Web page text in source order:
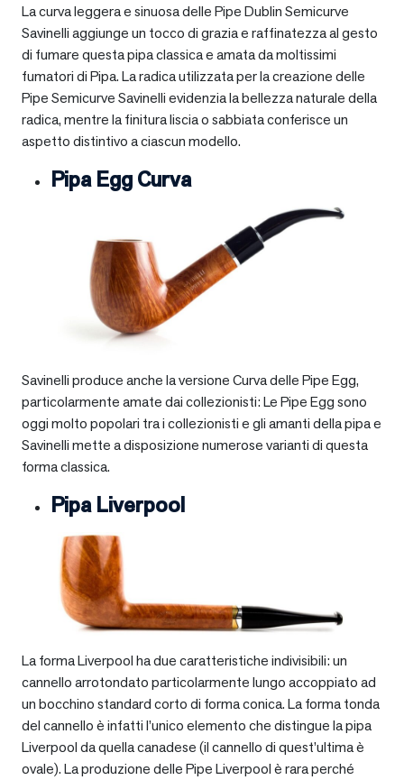
La curva leggera e sinuosa delle Pipe Dublin Semicurve
Savinelli aggiunge un tocco di grazia e raffinatezza al gesto
di fumare questa pipa classica e amata da moltissimi
fumatori di Pipa. La radica utilizzata per la creazione delle
Pipe Semicurve Savinelli evidenzia la bellezza naturale della
radica, mentre la finitura liscia o sabbiata conferisce un
aspetto distintivo a ciascun modello.
Pipa Egg Curva
Savinelli produce anche la versione Curva delle Pipe Egg,
particolarmente amate dai collezionisti: Le Pipe Egg sono
oggi molto popolari tra i collezionisti e gli amanti della pipa e
Savinelli mette a disposizione numerose varianti di questa
forma classica.
Pipa Liverpool
La forma Liverpool ha due caratteristiche indivisibili: un
cannello arrotondato particolarmente lungo accoppiato ad
un bocchino standard corto di forma conica. La forma tonda
del cannello è infatti l’unico elemento che distingue la pipa
Liverpool da quella canadese (il cannello di quest’ultima è
ovale). La produzione delle Pipe Liverpool è rara perché